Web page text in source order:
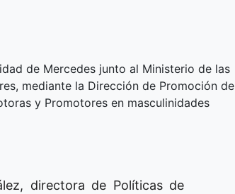
de Mercedes junto al Ministerio de las
mediante la Dirección de Promoción de
y Promotores en masculinidades
directora de Políticas de